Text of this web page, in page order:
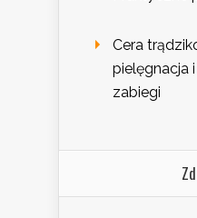
Cera
pielęgnacja
zabiegi